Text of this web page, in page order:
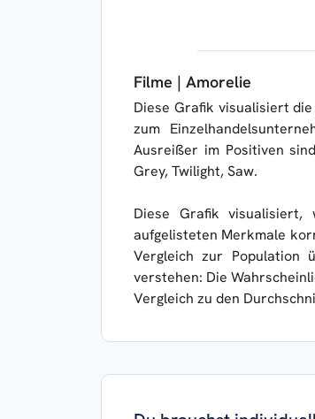
Filme | Amorelie
Diese Grafik visualisiert
zum
Ausreißer im Positiven
Grey, Twilight, Saw.
Diese Grafik
aufgelisteten Merkmale
Vergleich zur Population
verstehen: Die
Vergleich zu den